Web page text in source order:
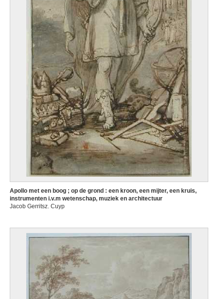
Apollo met een boog ; op de grond : een kroon, een mijter, een kruis,
instrumenten i.v.m wetenschap, muziek en architectuur
Jacob Gerritsz. Cuyp